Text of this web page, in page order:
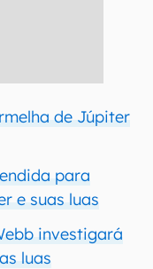
de Júpiter
para
e suas luas
investigará
luas